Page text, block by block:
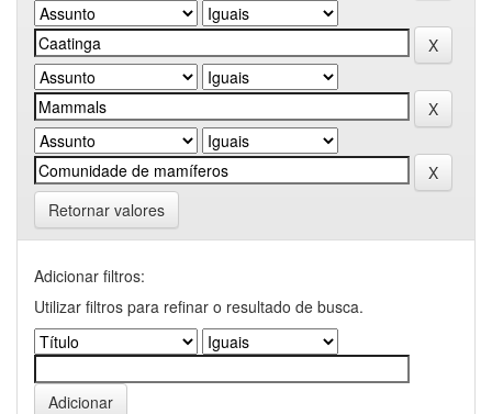
Retornar valores
Adicionar filtros:
Utilizar filtros para refinar o resultado de busca.